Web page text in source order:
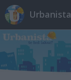
Urbanista